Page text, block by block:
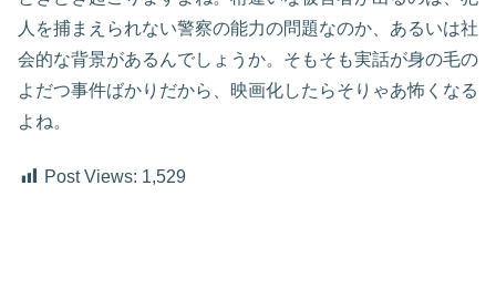
人を捕まえられない警察の能力の問題なのか、あるいは社
会的な背景があるんでしょうか。そもそも実話が身の毛の
よだつ事件ばかりだから、映画化したらそりゃあ怖くなる
よね。
Post Views: 1,529